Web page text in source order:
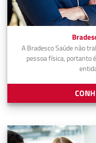
A Bradesco Saúde não
pessoa física, portanto